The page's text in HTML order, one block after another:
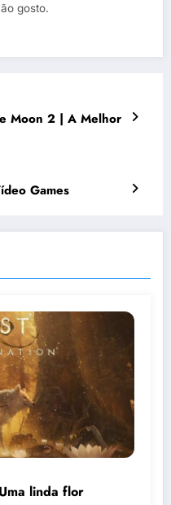
gosto.
Moon 2 | A Melhor
Games
linda flor